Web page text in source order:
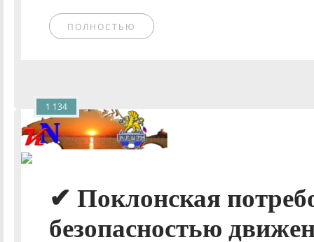
ПОЛНОСТЬЮ
✔ Поклонская
безопасностью
1 134